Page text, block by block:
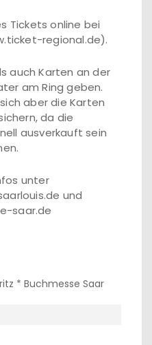
Tickets online bei
regional.de).
auch Karten an der
am Ring geben.
aber die Karten
da die
ausverkauft sein
unter
und
saar.de